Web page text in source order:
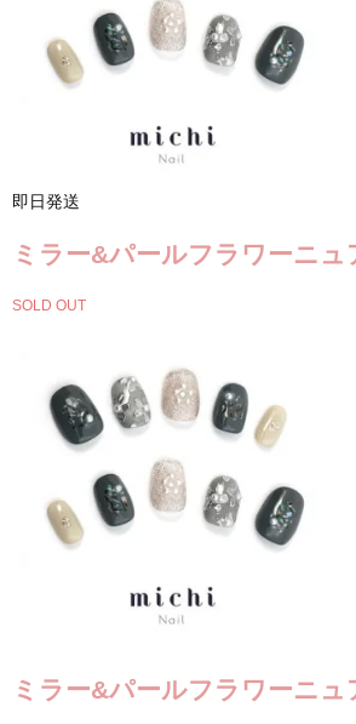
即日発送
ミラー&パールフラワーニ
SOLD OUT
ミラー&パールフラワーニ